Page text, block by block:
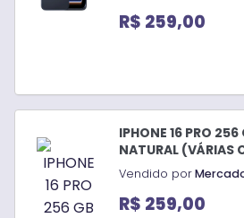
R$ 259,00
IPHONE 16 PRO
NATURAL (VÁRIAS
Vendido por
R$ 259,00